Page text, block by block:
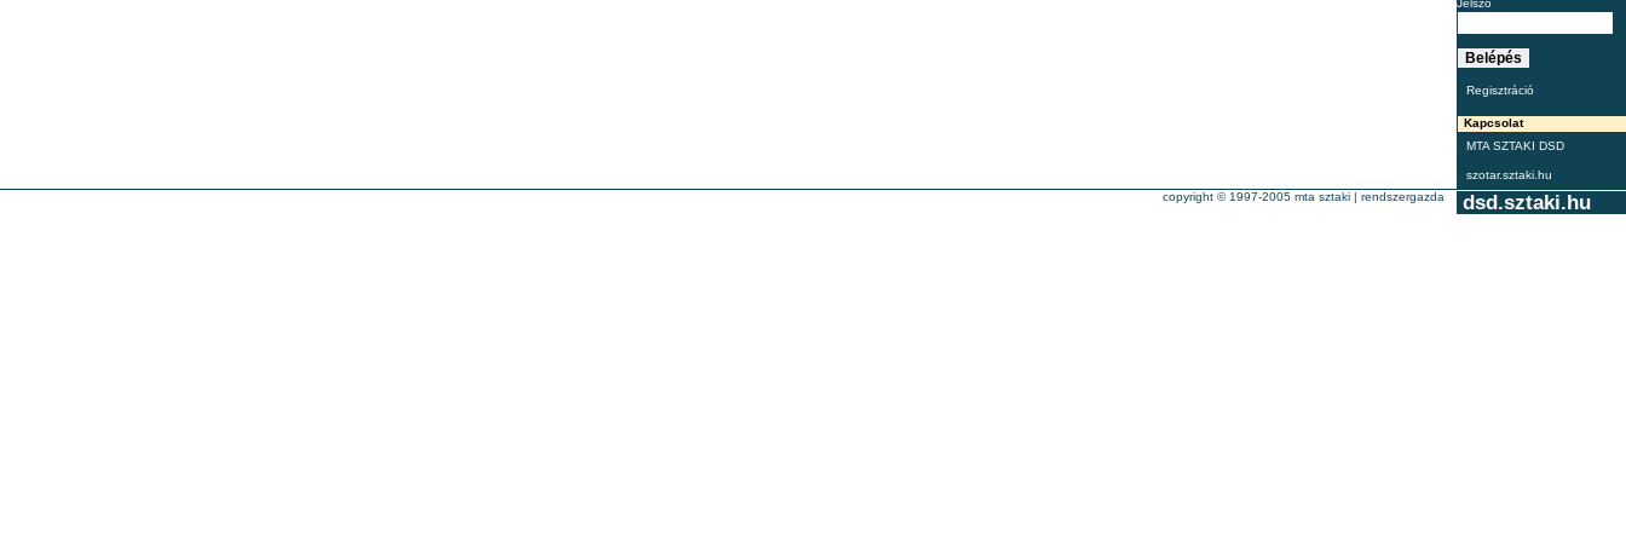
Jelszó
Regisztráció
Kapcsolat
MTA SZTAKI DSD
szotar.sztaki.hu
dsd.sztaki.hu
copyright © 1997-2005 mta sztaki | rendszergazda